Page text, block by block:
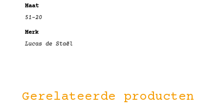
Maat
51-20
Merk
Lucas de Staël
Gerelateerde producten